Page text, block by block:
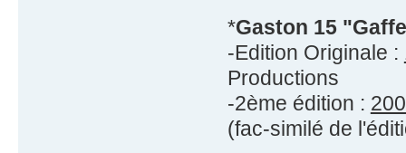
*Gaston 15
-Edition Originale :
Productions
-2ème édition :
(fac-similé de